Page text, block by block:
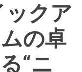
ックア
の卓
“ニ